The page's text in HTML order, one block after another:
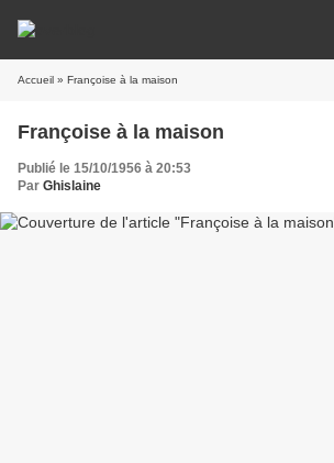
Accueil » Françoise à la maison
Françoise à la maison
Publié le 15/10/1956 à 20:53
Par Ghislaine